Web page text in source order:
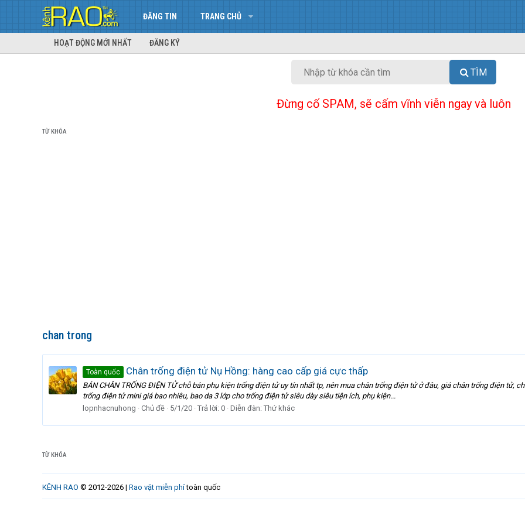
ĐĂNG TIN TRANG CHỦ
HOẠT ĐỘNG MỚI NHẤT ĐĂNG KÝ
TÌM
Đừng cố SPAM, sẽ cấm vĩnh viễn ngay và luôn
TỪ KHÓA
chan trong
Toàn quốc Chân trống điện tử Nụ Hồng: hàng cao cấp giá cực thấp
BÁN CHÂN TRỐNG ĐIỆN TỬ chỗ bán phụ kiện trống điện tử uy tín nhất tp, nên mua chân trống điện tử ở đâu, giá chân trống điện tử,
trống điện tử mini giá bao nhiêu, bao da 3 lớp cho trống điện tử siêu dày siêu tiện ích, phụ kiện...
lopnhacnuhong
Chủ đề 5/1/20 Trả lời: 0 Diễn đàn: Thứ khác
TỪ KHÓA
KÊNH RAO © 2012-2026 | Rao vặt miễn phítoàn quốc